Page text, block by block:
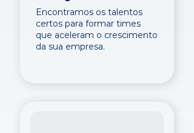
Encontramos os talentos
certos para formar times
que aceleram o crescimento
da sua empresa.